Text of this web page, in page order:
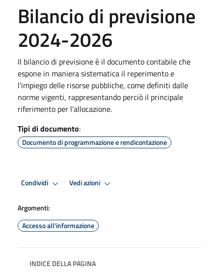
Bilancio di previsione
2024-2026
Il bilancio di previsione è il documento contabile che
espone in maniera sistematica il reperimento e
l'impiego delle risorse pubbliche, come definiti dalle
norme vigenti, rappresentando perciò il principale
riferimento per l'allocazione.
Tipi di documento:
Documento di programmazione e rendicontazione
Condividi Vedi azioni
Argomenti:
Accesso all'informazione
INDICE DELLA PAGINA